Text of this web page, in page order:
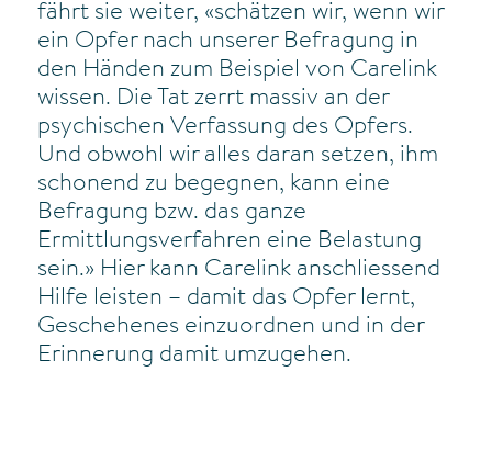
fährt sie weiter, «schätzen wir, wenn wir
ein Opfer nach unserer Befragung in
den Händen zum Beispiel von Carelink
wissen. Die Tat zerrt massiv an der
psychischen Verfassung des Opfers.
Und obwohl wir alles daran setzen, ihm
schonend zu begegnen, kann eine
Befragung bzw. das ganze
Ermittlungsverfahren eine Belastung
sein.» Hier kann Carelink anschliessend
Hilfe leisten – damit das Opfer lernt,
Geschehenes einzuordnen und in der
Erinnerung damit umzugehen.